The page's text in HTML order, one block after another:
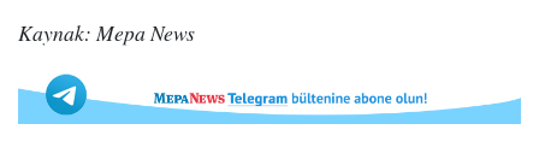
Kaynak: Mepa News